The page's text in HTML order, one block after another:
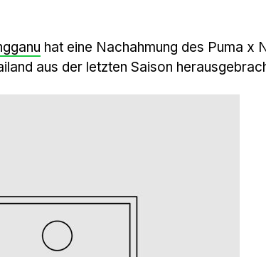
hat eine Nachahmung des Puma x
aus der letzten Saison